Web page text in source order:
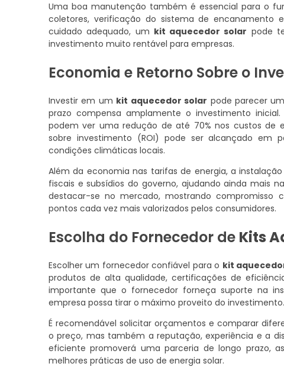
Uma boa manutenção também é essencial para o
coletores, verificação do sistema de
cuidado adequado, um kit aquecedor solar pode
investimento muito rentável para empresas.
Economia e Retorno Sobre o
Investir em um kit aquecedor solar pode parecer
prazo compensa amplamente o investimento
podem ver uma redução de até 70% nos custos de
sobre investimento (ROI) pode ser alcançado em
condições climáticas locais.
Além da economia nas tarifas de energia, a
fiscais e subsídios do governo, ajudando ainda mais
destacar-se no mercado, mostrando compromisso
pontos cada vez mais valorizados pelos consumidores.
Escolha do Fornecedor de Kits
Escolher um fornecedor confiável para o kit
produtos de alta qualidade, certificações de
importante que o fornecedor forneça suporte na
empresa possa tirar o máximo proveito do investimento.
É recomendável solicitar orçamentos e comparar
o preço, mas também a reputação, experiência e a
eficiente promoverá uma parceria de longo prazo,
melhores práticas de uso de energia solar.